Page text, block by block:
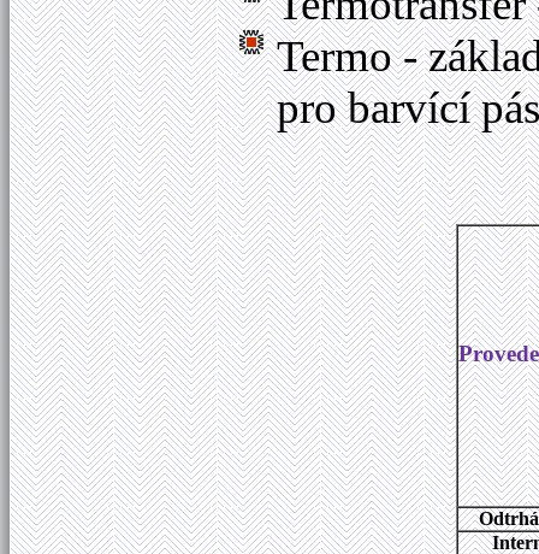
Termo -
pro barvící